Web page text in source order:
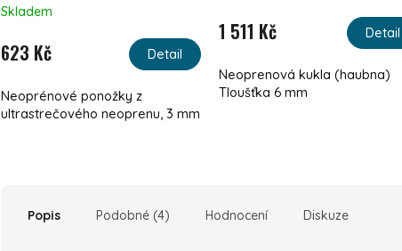
Skladem
623 Kč Detail
Neoprénové ponožky z
ultrastrečového neoprenu, 3 mm
1 511 Kč Detail
Neoprenová kukla (haubna)
Tloušťka 6 mm
Popis Podobné (4) Hodnocení Diskuze